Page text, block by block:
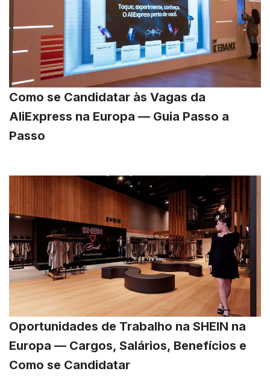
Como se Candidatar às Vagas da
AliExpress na Europa — Guia Passo a
Passo
Oportunidades de Trabalho na SHEIN na
Europa — Cargos, Salários, Benefícios e
Como se Candidatar